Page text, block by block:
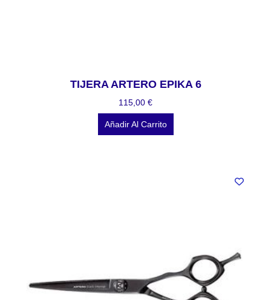
TIJERA ARTERO EPIKA 6
115,00 €
Añadir Al Carrito